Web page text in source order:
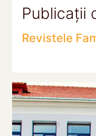
Publicații
Revistele